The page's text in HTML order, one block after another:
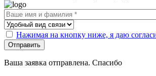
Нажимая на кнопку ниже, я даю
Отправить
Ваша заявка отправлена. Спасибо